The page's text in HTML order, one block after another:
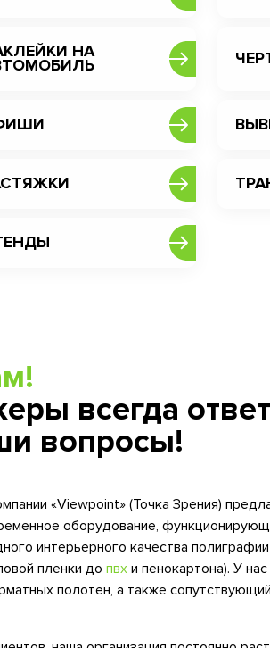
НА
всегда
вопросы!
«Viewpoint» (Точка Зрения)
оборудование,
интерьерного качества
пленки до пвх и пенокартона). У
полотен, а также